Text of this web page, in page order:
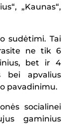
„Kaunas“,
sudėtimi. Tai
ne tik 6
bet ir 4
bei apvalius
pavadinimu.
socialinei
gaminius